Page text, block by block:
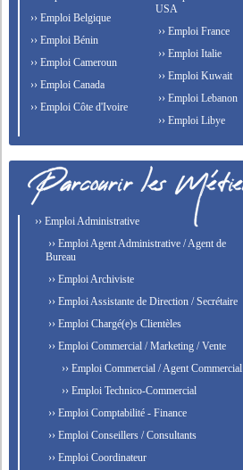
›› Emploi Belgique
›› Emploi Bénin
›› Emploi Cameroun
›› Emploi Canada
›› Emploi Côte d'Ivoire
USA
›› Emploi France
›› Emploi Italie
›› Emploi Kuwait
›› Emploi Lebanon
›› Emploi Libye
›› Emploi Administrative
›› Emploi Agent Administrative / Agent de
Bureau
›› Emploi Archiviste
›› Emploi Assistante de Direction / Secrétaire
›› Emploi Chargé(e)s Clientèles
›› Emploi Commercial / Marketing / Vente
›› Emploi Commercial / Agent Commercial
›› Emploi Technico-Commercial
›› Emploi Comptabilité - Finance
›› Emploi Conseillers / Consultants
›› Emploi Coordinateur